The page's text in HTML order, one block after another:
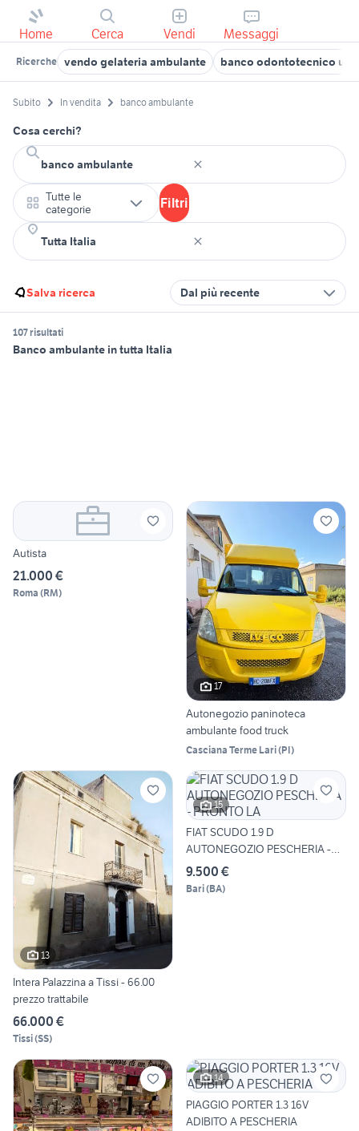
Home Cerca Vendi Messaggi
Ricerche vendo gelateria ambulante banco odontotecnico
Subito In vendita banco ambulante
Cosa cerchi?
Tutte le
categorie
Filtri
Salva ricerca Dal più recente
107 risultati
Banco ambulante in tutta Italia
Autista
21.000 €
Roma (RM)
17
Autonegozio paninoteca
ambulante food truck
Casciana Terme Lari(PI)
13
Intera Palazzina a Tissi - 66.00
prezzo trattabile
66.000 €
Tissi(SS)
15
FIAT SCUDO 1.9 D
AUTONEGOZIO PESCHERIA -
PRONTO LA
9.500 €
Bari(BA)
14
PIAGGIO PORTER 1.3 16V
ADIBITO A PESCHERIA